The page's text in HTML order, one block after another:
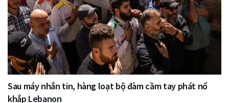
Sau máy nhắn tin, hàng loạt bộ đàm cầm tay phát nổ
khắp Lebanon